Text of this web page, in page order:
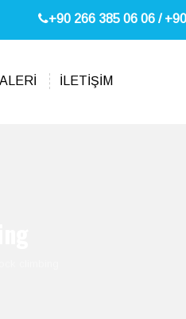
+90 266 385 06 06 /
İLETİŞİM